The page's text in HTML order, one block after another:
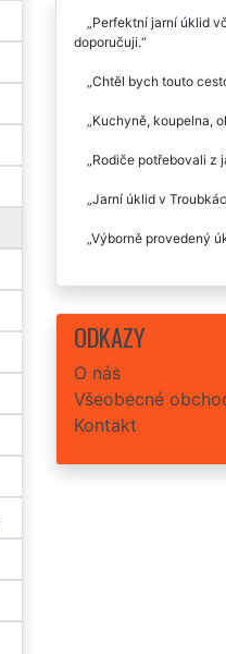
Perfektní jarní úklid
doporučuji.
Chtěl bych touto
Kuchyně, koupelna,
Rodiče potřebovali z
Jarní úklid v
Výborně provedený
ODKAZY
O nás
Všeobecné
Kontakt